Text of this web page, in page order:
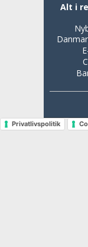
Alt i
Privatlivspolitik